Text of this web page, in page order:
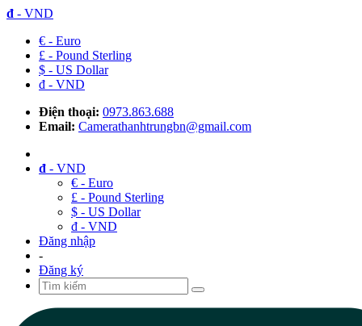
đ - VND
€ - Euro
£ - Pound Sterling
$ - US Dollar
đ - VND
Điện thoại: 0973.863.688
Email: Camerathanhtrungbn@gmail.com
đ - VND
€ - Euro
£ - Pound Sterling
$ - US Dollar
đ - VND
Đăng nhập
-
Đăng ký